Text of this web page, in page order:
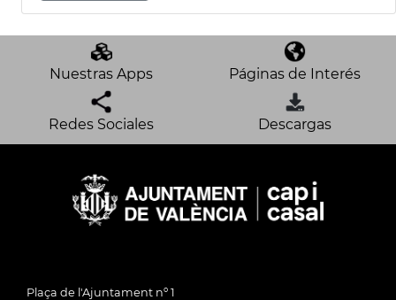
Nuestras Apps Páginas de Interés
Redes Sociales Descargas
Plaça de l'Ajuntament nº 1